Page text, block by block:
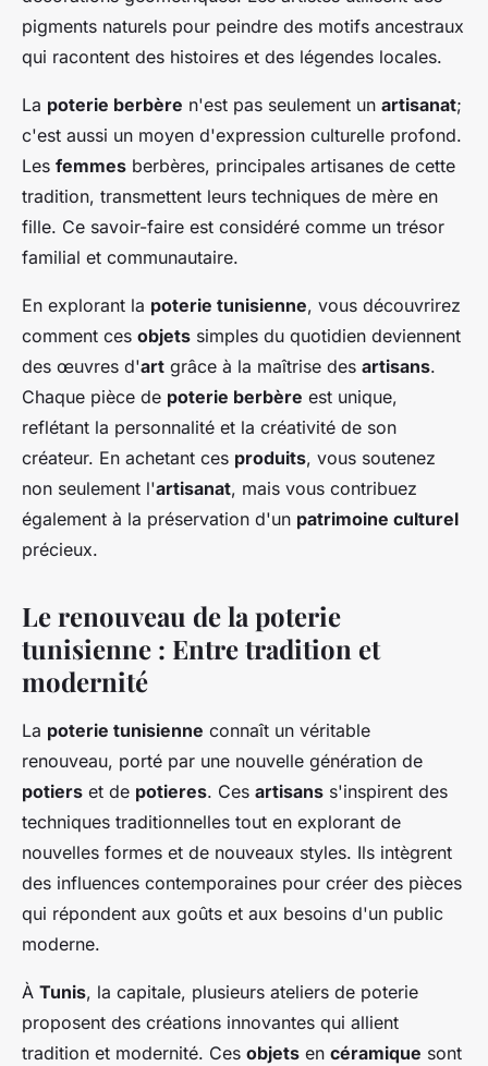
pigments naturels pour peindre des motifs ancestraux
qui racontent des histoires et des légendes locales.
La poterie berbère n'est pas seulement un artisanat;
c'est aussi un moyen d'expression culturelle profond.
Les femmes berbères, principales artisanes de cette
tradition, transmettent leurs techniques de mère en
fille. Ce savoir-faire est considéré comme un trésor
familial et communautaire.
En explorant la poterie tunisienne, vous découvrirez
comment ces objets simples du quotidien deviennent
des œuvres d'art grâce à la maîtrise des artisans.
Chaque pièce de poterie berbère est unique,
reflétant la personnalité et la créativité de son
créateur. En achetant ces produits, vous soutenez
non seulement l'artisanat, mais vous contribuez
également à la préservation d'un patrimoine culturel
précieux.
Le renouveau de la poterie
tunisienne : Entre tradition et
modernité
La poterie tunisienne connaît un véritable
renouveau, porté par une nouvelle génération de
potiers et de potieres. Ces artisans s'inspirent des
techniques traditionnelles tout en explorant de
nouvelles formes et de nouveaux styles. Ils intègrent
des influences contemporaines pour créer des pièces
qui répondent aux goûts et aux besoins d'un public
moderne.
À Tunis, la capitale, plusieurs ateliers de poterie
proposent des créations innovantes qui allient
tradition et modernité. Ces objets en céramique sont